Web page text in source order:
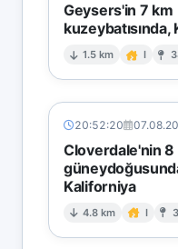
Geysers'in 7 km
1.5 km I
20:52:20
Cloverdale'nin
Kaliforniya
4.8 km I